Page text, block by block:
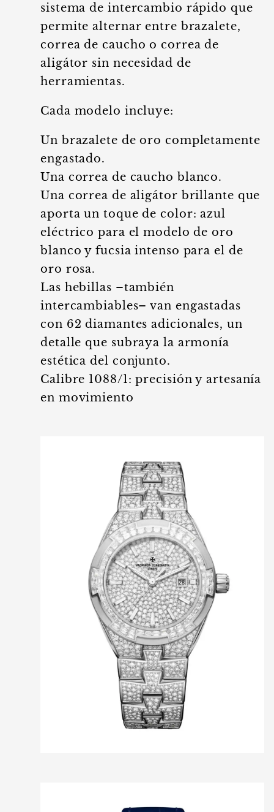
sistema de intercambio rápido que
permite alternar entre brazalete,
correa de caucho o correa de
aligátor sin necesidad de
herramientas.
Cada modelo incluye:
Un brazalete de oro completamente
engastado.
Una correa de caucho blanco.
Una correa de aligátor brillante que
aporta un toque de color: azul
eléctrico para el modelo de oro
blanco y fucsia intenso para el de
oro rosa.
Las hebillas –también
intercambiables– van engastadas
con 62 diamantes adicionales, un
detalle que subraya la armonía
estética del conjunto.
Calibre 1088/1: precisión y artesanía
en movimiento